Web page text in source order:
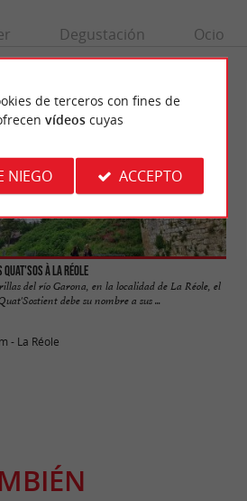
Degustación Ocio
Quat'Sos à La Réole
del río Garona, en la localidad de La Réole, el
debe su nombre a sus ...
- La Réole
de terceros con fines de
vídeoscuyas
NIEGO ACCEPTO